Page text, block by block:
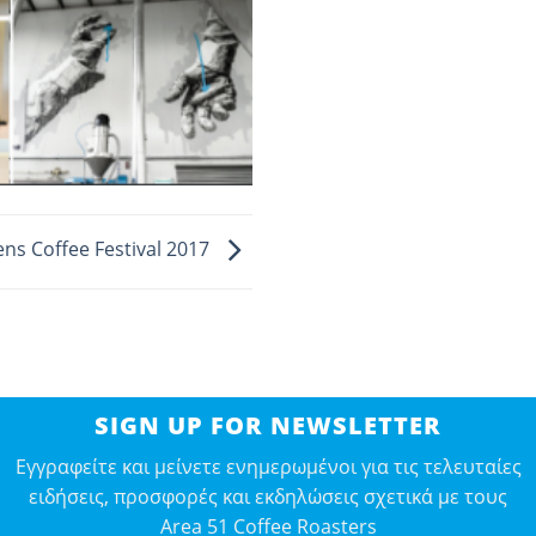
Coffee Festival 2017
SIGN UP FOR NEWSLETTER
Εγγραφείτε και μείνετε ενημερωμένοι για τις τελευταίες
ειδήσεις, προσφορές και εκδηλώσεις σχετικά με τους
Area 51 Coffee Roasters